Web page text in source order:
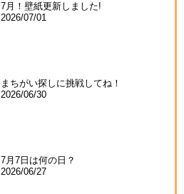
7月！壁紙更新しました!
2026/07/01
まちがい探しに挑戦してね！
2026/06/30
7月7日は何の日？
2026/06/27